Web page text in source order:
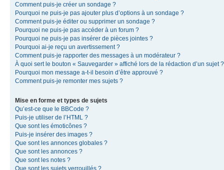
Comment puis-je créer un sondage ?
Pourquoi ne puis-je pas ajouter plus d’options à un sondage ?
Comment puis-je éditer ou supprimer un sondage ?
Pourquoi ne puis-je pas accéder à un forum ?
Pourquoi ne puis-je pas insérer de pièces jointes ?
Pourquoi ai-je reçu un avertissement ?
Comment puis-je rapporter des messages à un modérateur ?
À quoi sert le bouton « Sauvegarder » affiché lors de la rédaction d’un sujet ?
Pourquoi mon message a-t-il besoin d’être approuvé ?
Comment puis-je remonter mes sujets ?
Mise en forme et types de sujets
Qu’est-ce que le BBCode ?
Puis-je utiliser de l’HTML ?
Que sont les émoticônes ?
Puis-je insérer des images ?
Que sont les annonces globales ?
Que sont les annonces ?
Que sont les notes ?
Que sont les sujets verrouillés ?